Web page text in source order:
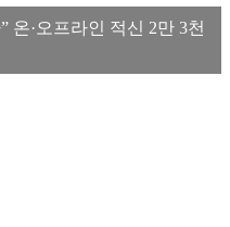
온·오프라인 적신 2만 3천